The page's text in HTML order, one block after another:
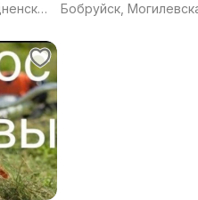
Бобруйск,